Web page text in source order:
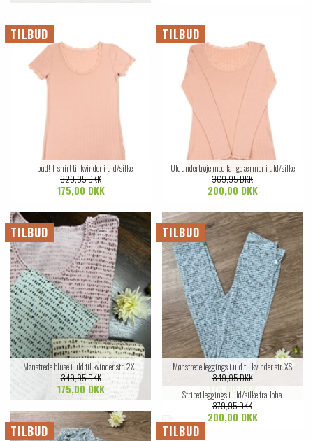
TILBUD
Tilbud! T-shirt til kvinder i uld/silke
329,95 DKK
175,00 DKK
TILBUD
Uldundertrøje med lange ærmer i uld/silke
369,95 DKK
200,00 DKK
TILBUD
Mønstrede bluse i uld til kvinder str. 2XL
349,95 DKK
175,00 DKK
TILBUD
Mønstrede leggings i uld til kvinder str. XS
349,95 DKK
175,00 DKK
TILBUD TILBUD
Stribet leggings i uld/silke fra Joha
379,95 DKK
200,00 DKK